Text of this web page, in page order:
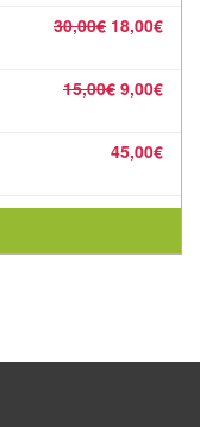
30,00€ 18,00€
15,00€ 9,00€
45,00€